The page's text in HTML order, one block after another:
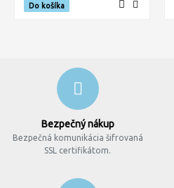
Do košíka
Bezpečný nákup
Bezpečná komunikácia šifrovaná
SSL certifikátom.